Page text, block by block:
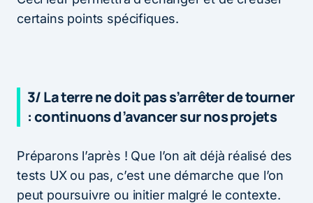
certains points spécifiques.
3/ La terre ne doit pas s’arrêter de tourner
: continuons d’avancer sur nos projets
Préparons l’après ! Que l’on ait déjà réalisé des
tests UX ou pas, c’est une démarche que l’on
peut poursuivre ou initier malgré le contexte.